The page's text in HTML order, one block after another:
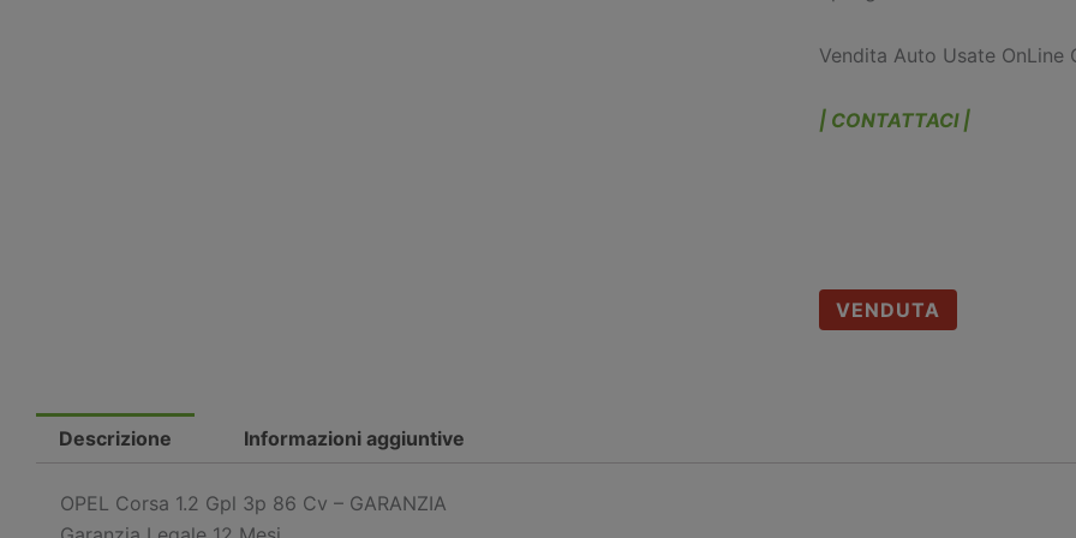
Vendita Auto Usate OnLine
| CONTATTACI |
VENDUTA
Descrizione Informazioni aggiuntive
OPEL Corsa 1.2 Gpl 3p 86 Cv – GARANZIA